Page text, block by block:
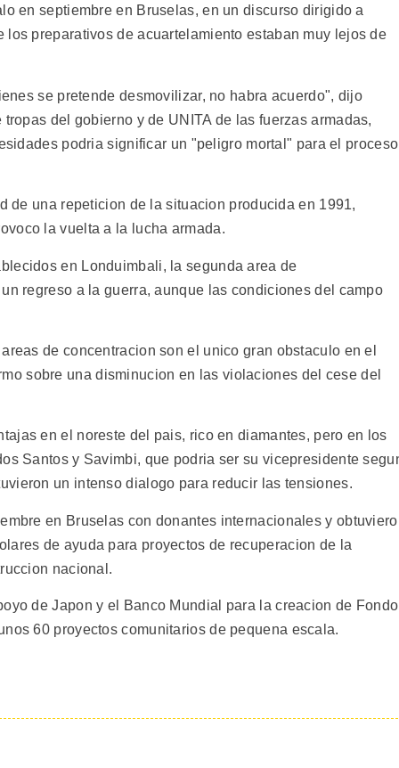
en septiembre en Bruselas, en un discurso dirigido a
preparativos de acuartelamiento estaban muy lejos de
se pretende desmovilizar, no habra acuerdo", dijo
del gobierno y de UNITA de las fuerzas armadas,
podria significar un "peligro mortal" para el proceso
de una repeticion de la situacion producida en 1991,
la vuelta a la lucha armada.
en Londuimbali, la segunda area de
regreso a la guerra, aunque las condiciones del campo
de concentracion son el unico gran obstaculo en el
sobre una disminucion en las violaciones del cese del
en el noreste del pais, rico en diamantes, pero en los
Santos y Savimbi, que podria ser su vicepresidente
un intenso dialogo para reducir las tensiones.
en Bruselas con donantes internacionales y
de ayuda para proyectos de recuperacion de la
nacional.
de Japon y el Banco Mundial para la creacion de Fondo
60 proyectos comunitarios de pequena escala.